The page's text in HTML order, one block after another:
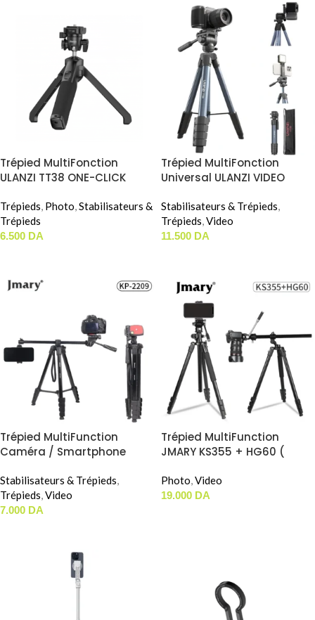
Trépied MultiFonction
ULANZI TT38 ONE-CLICK
Trépieds, Photo,Stabilisateurs &
Trépieds
6.500 DA
Trépied MultiFonction
Universal ULANZI VIDEO
VERTICAL (TT39)
Stabilisateurs & Trépieds,
Trépieds,Video
11.500 DA
Trépied MultiFunction
Caméra / Smartphone
Stabilisateurs & Trépieds,
Trépieds,Video
7.000 DA
Trépied MultiFunction
JMARY KS355 + HG60 (
Photo,Video
19.000 DA